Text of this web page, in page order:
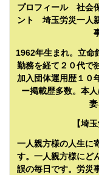
プロフィール 社会
ント 埼玉労災一人
1962年生まれ。立命
勤務を経て２０代で
加入団体運用歴１０
ー掲載歴多数。本
妻
【埼
一人親方様の人生に
す。一人親方様にど
誤の毎日です。労災